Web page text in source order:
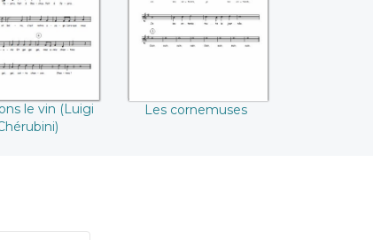
le vin (Luigi
Les cornemuses